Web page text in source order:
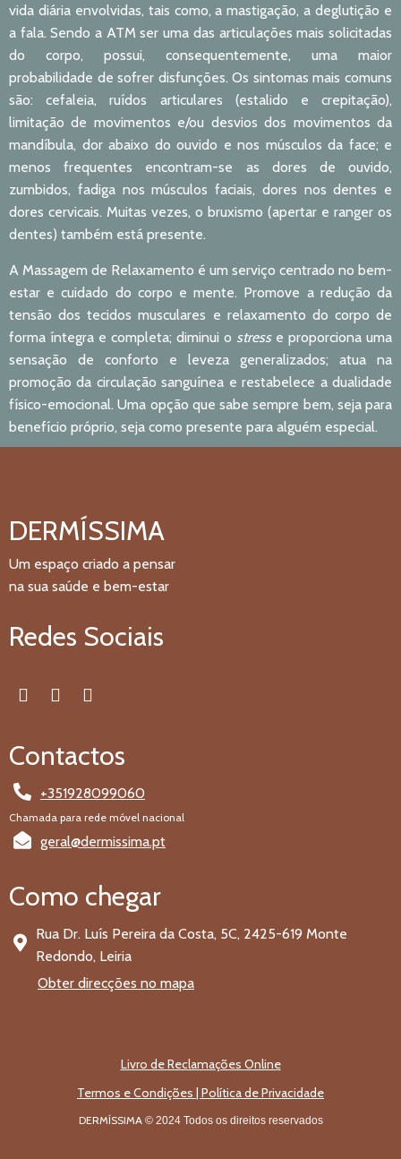
vida diária envolvidas, tais como, a mastigação, a deglutição e
a fala. Sendo a ATM ser uma das articulações mais solicitadas
do corpo, possui, consequentemente, uma maior
probabilidade de sofrer disfunções. Os sintomas mais comuns
são: cefaleia, ruídos articulares (estalido e crepitação),
limitação de movimentos e/ou desvios dos movimentos da
mandíbula, dor abaixo do ouvido e nos músculos da face; e
menos frequentes encontram-se as dores de ouvido,
zumbidos, fadiga nos músculos faciais, dores nos dentes e
dores cervicais. Muitas vezes, o bruxismo (apertar e ranger os
dentes) também está presente.
A Massagem de Relaxamento é um serviço centrado no bem-
estar e cuidado do corpo e mente. Promove a redução da
tensão dos tecidos musculares e relaxamento do corpo de
forma íntegra e completa; diminui o stresse proporciona uma
sensação de conforto e leveza generalizados; atua na
promoção da circulação sanguínea e restabelece a dualidade
físico-emocional. Uma opção que sabe sempre bem, seja para
benefício próprio, seja como presente para alguém especial.
DERMÍSSIMA
Um espaço criado a pensar
na sua saúde e bem-estar
Redes Sociais
Contactos
+351928099060
Chamada para rede móvel nacional
geral@dermissima.pt
Como chegar
Rua Dr. Luís Pereira da Costa, 5C, 2425-619 Monte
Redondo, Leiria
Obter direcções no mapa
Livro de Reclamações Online
Termos e Condições | Política de Privacidade
DERMÍSSIMA © 2024 Todos os direitos reservados